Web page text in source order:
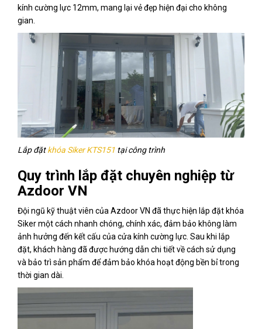
kính cường lực 12mm, mang lại vẻ đẹp hiện đại cho không
gian.
Lắp đặtkhóa Siker KTS151 tại công trình
Quy trình lắp đặt chuyên nghiệp từ
Azdoor VN
Đội ngũ kỹ thuật viên của Azdoor VN đã thực hiện lắp đặt khóa
Siker một cách nhanh chóng, chính xác, đảm bảo không làm
ảnh hưởng đến kết cấu của cửa kính cường lực. Sau khi lắp
đặt, khách hàng đã được hướng dẫn chi tiết về cách sử dụng
và bảo trì sản phẩm để đảm bảo khóa hoạt động bền bỉ trong
thời gian dài.